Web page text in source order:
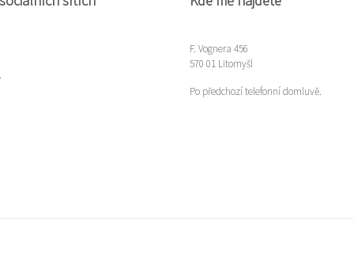
F. Vognera 456
570 01 Litomyšl
Po předchozí telefonní domluvě.